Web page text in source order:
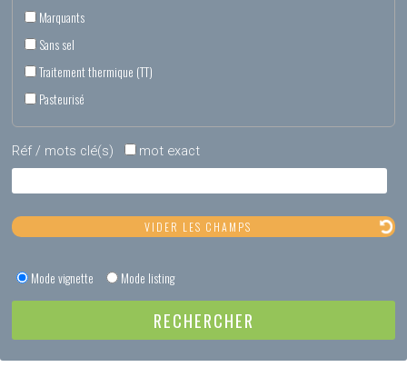
Marquants
Sans sel
Traitement thermique (TT)
Pasteurisé
Réf / mots clé(s) mot exact
Mode vignette Mode listing